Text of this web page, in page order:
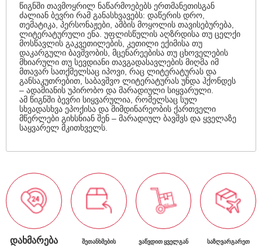
წიგნში თავმოყრილ ნაწარმოებებს ერთმანეთისგან
ძალიან ბევრი რამ განასხვავებს: დაწერის დრო,
თემატიკა, პერსონაჟები, ამბის მოყოლის თავისებურება,
ლიტერატურული ენა. უფლისწულის აღზრდისა თუ ცელქი
მოსწავლის გაკვეთილების, კეთილი ექიმისა თუ
დაკარგული ბავშვობის, მცენარეებისა თუ ცხოველების
მხიარული თუ სევდიანი თავგადასავლების მიღმა იმ
მთავარ სათქმელსაც იპოვი, რაც ლიტერატურას და
განსაკუთრებით, საბავშვო ლიტერატურას უნდა ჰქონდეს
– ადამიანის უპირობო და მარადიული სიყვარული.
ამ წიგნში ბევრი სიყვარულია, რომელსაც სულ
სხვადასხვა ეპოქისა და მიმდინარეობის ქართველი
მწერლები გიხსნიან შენ – მარადიულ ბავშვს და ყველაზე
საყვარელ მკითხველს.
ᲓᲐᲮᲛᲐᲠᲔᲑᲐ
ᲨᲔᲗᲐᲜᲮᲛᲔᲑᲘᲡ
ᲕᲐᲬᲕᲓᲘᲗ ᲧᲕᲔᲚᲒᲐᲜ
ᲡᲐᲖᲦᲕᲐᲠᲒᲐᲠᲔᲗ